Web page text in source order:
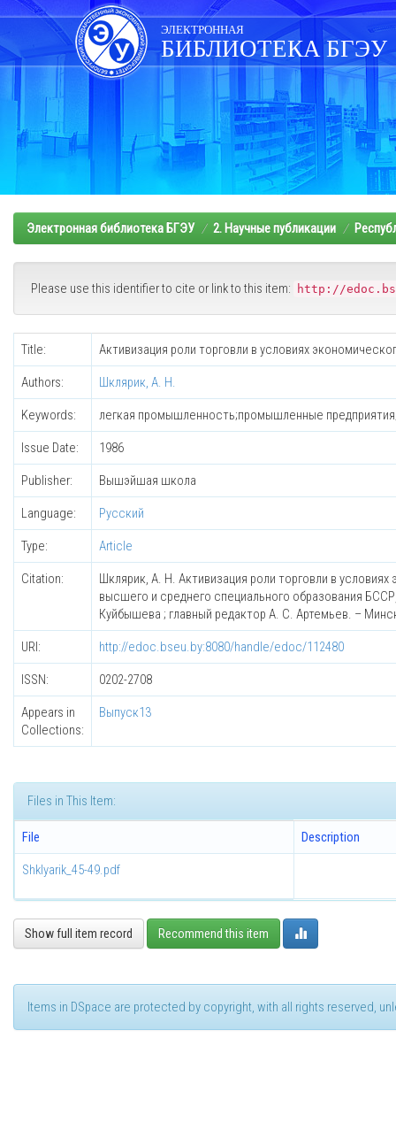
Skip
navigation
ЭЛЕКТРОННАЯ
БИБЛИОТЕКА БГЭУ
Электронная библиотека БГЭУ 2. Научные публикации
Please use this identifier to cite or link to this item: http://
Title: Активизация роли торговли в условиях
Authors: Шклярик, А. Н.
Keywords: легкая промышленность;промышленные
Issue Date: 1986
Publisher: Вышэйшая школа
Language: Русский
Type: Article
Citation:
Шклярик, А. Н. Активизация роли торговли в
высшего и среднего специального образования
Куйбышева ; главный редактор А. С. Артемьев. –
URI: http://edoc.bseu.by:8080/handle/edoc/112480
ISSN: 0202-2708
Appears in
Collections:
Выпуск13
Files in This Item:
File Description
Shklyarik_45-49.pdf
Show full item record Recommend this item
Items in DSpace are protected by copyright, with all rights reserved,